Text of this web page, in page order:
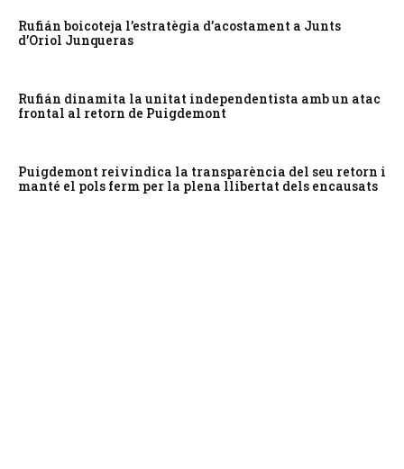
Rufián boicoteja l’estratègia d’acostament a Junts
d’Oriol Junqueras
Rufián dinamita la unitat independentista amb un atac
frontal al retorn de Puigdemont
Puigdemont reivindica la transparència del seu retorn i
manté el pols ferm per la plena llibertat dels encausats